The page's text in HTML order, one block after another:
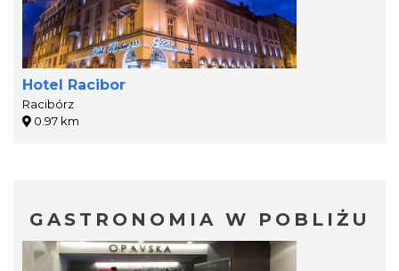
Hotel Racibor
Racibórz
0.97 km
GASTRONOMIA W POBLIŻU